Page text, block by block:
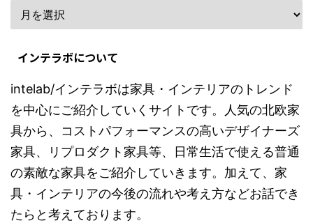
インテラボについて
intelab/インテラボは家具・インテリアのトレンド
を中心にご紹介していくサイトです。人気の北欧家
具から、コストパフォーマンスの高いデザイナーズ
家具、リプロダクト家具等、日常生活で使える普通
の素敵な家具をご紹介していきます。加えて、家
具・インテリアの今後の流れや考え方などお話でき
たらと考えております。